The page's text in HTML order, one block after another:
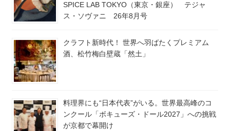
SPICE LAB TOKYO（東京・銀座） テジャ
ス・ソヴァニ 26年8月号
クラフト新時代！ 世界へ羽ばたくプレミアム
酒、松竹梅白壁蔵「然土」
料理界にも“日本代表”がいる。世界最高峰のコ
ンクール「ボキューズ・ドール2027」への挑戦
が京都で幕開け